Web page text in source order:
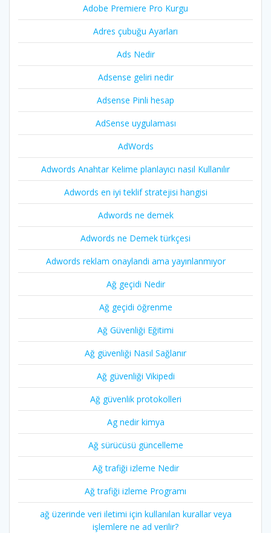
Adobe Premiere Pro Kurgu
Adres çubuğu Ayarları
Ads Nedir
Adsense geliri nedir
Adsense Pinli hesap
AdSense uygulaması
AdWords
Adwords Anahtar Kelime planlayıcı nasıl Kullanılır
Adwords en iyi teklif stratejisi hangisi
Adwords ne demek
Adwords ne Demek türkçesi
Adwords reklam onaylandi ama yayınlanmıyor
Ağ geçidi Nedir
Ağ geçidi öğrenme
Ağ Güvenliği Eğitimi
Ağ güvenliği Nasıl Sağlanır
Ağ güvenliği Vikipedi
Ağ güvenlik protokolleri
Ag nedir kimya
Ağ sürücüsü güncelleme
Ağ trafiği izleme Nedir
Ağ trafiği izleme Programı
ağ üzerinde veri iletimi için kullanılan kurallar veya
işlemlere ne ad verilir?